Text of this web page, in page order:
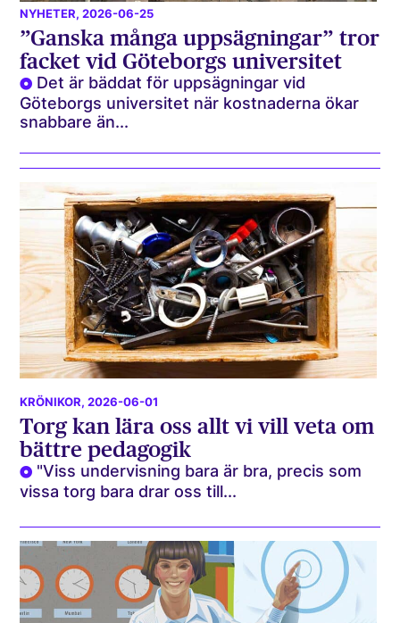
NYHETER, 2026-06-25
”Ganska många uppsägningar” tror
facket vid Göteborgs universitet
Det är bäddat för uppsägningar vid
Göteborgs universitet när kostnaderna ökar
snabbare än...
KRÖNIKOR, 2026-06-01
Torg kan lära oss allt vi vill veta om
bättre pedagogik
"Viss undervisning bara är bra, precis som
vissa torg bara drar oss till...